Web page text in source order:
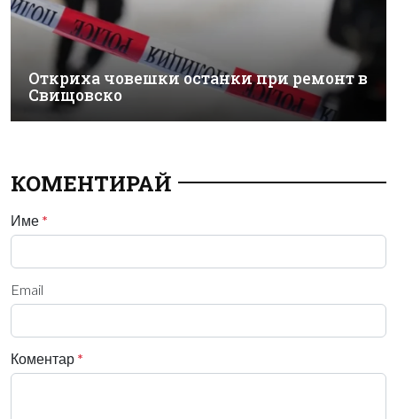
Откриха човешки останки при ремонт в
Свищовско
КОМЕНТИРАЙ
Име *
Email
Коментар *